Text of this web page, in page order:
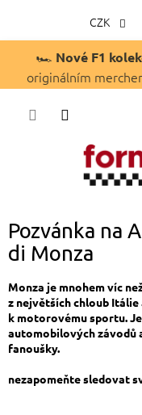
obsah
🏎️ Nové F1
originálním
CZK
Pozvánka na
di Monza
Monza je mnohem víc
z největších chloub
k motorovému sportu.
automobilových závodů
nezapomeňte sledovat